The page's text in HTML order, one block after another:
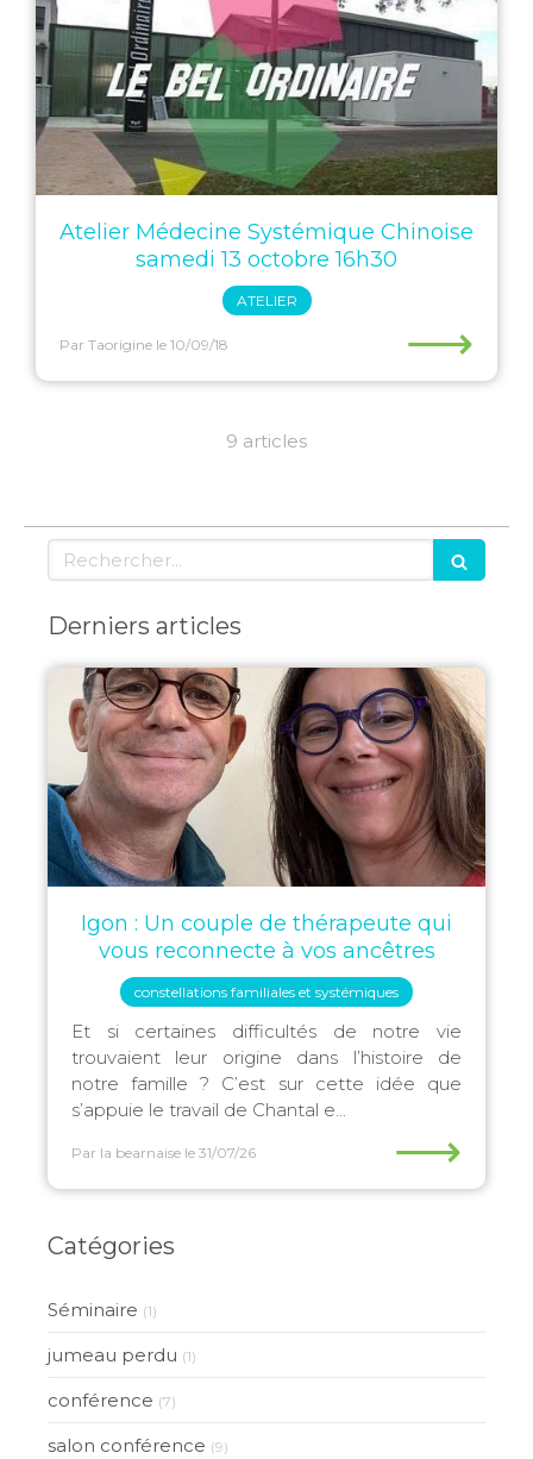
Atelier Médecine Systémique Chinoise
samedi 13 octobre 16h30
ATELIER
Par Taorigine le 10/09/18 ⟶
9 articles
Rechercher
Derniers articles
Igon : Un couple de thérapeute qui
vous reconnecte à vos ancêtres
constellations familiales et systémiques
Et si certaines difficultés de notre vie
trouvaient leur origine dans l’histoire de
notre famille ? C’est sur cette idée que
s’appuie le travail de Chantal e...
Par la bearnaise le 31/07/26 ⟶
Catégories
Séminaire (1)
jumeau perdu (1)
conférence (7)
salon conférence (9)